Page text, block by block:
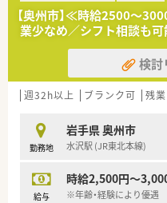
■HPKIカード発行費用
入を支援しており、どの
です。
■健康診断やインフルエ
の現場を支える薬剤師
します。
【奥州市】≪時給2500～
業少なめ／シフト相談も
検討
週32h以上 ブランク可 残
勤務地
岩手県 奥州市
水沢駅 (JR東北本線)
給与
時給2,500円～
※年齢・経験により優遇